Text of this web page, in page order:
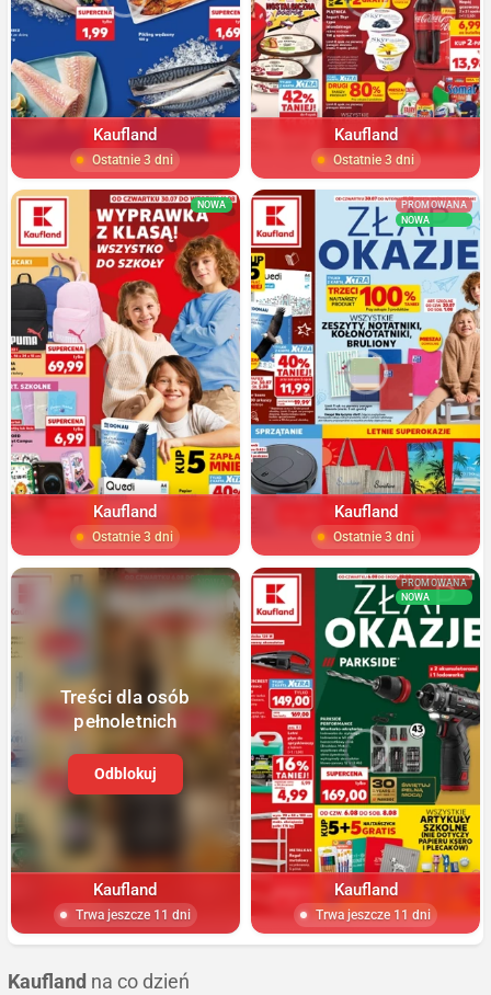
Kaufland
Ostatnie 3 dni
Kaufland
Ostatnie 3 dni
NOWA
Kaufland
Ostatnie 3 dni
PROMOWANA
NOWA
Kaufland
Ostatnie 3 dni
Treści dla osób
pełnoletnich
Odblokuj
Kaufland
Trwa jeszcze 11 dni
PROMOWANA
NOWA
Kaufland
Trwa jeszcze 11 dni
Kaufland na co dzień